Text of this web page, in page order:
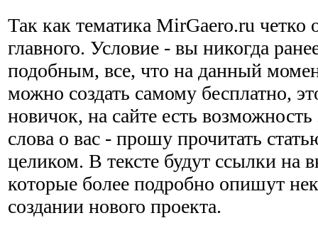
Так как тематика MirGaero.ru четко
главного. Условие - вы никогда
подобным, все, что на данный
можно создать самому бесплатно,
новичок, на сайте есть возможность
слова о вас - прошу прочитать
целиком. В тексте будут ссылки на
которые более подробно опишут
создании нового проекта.